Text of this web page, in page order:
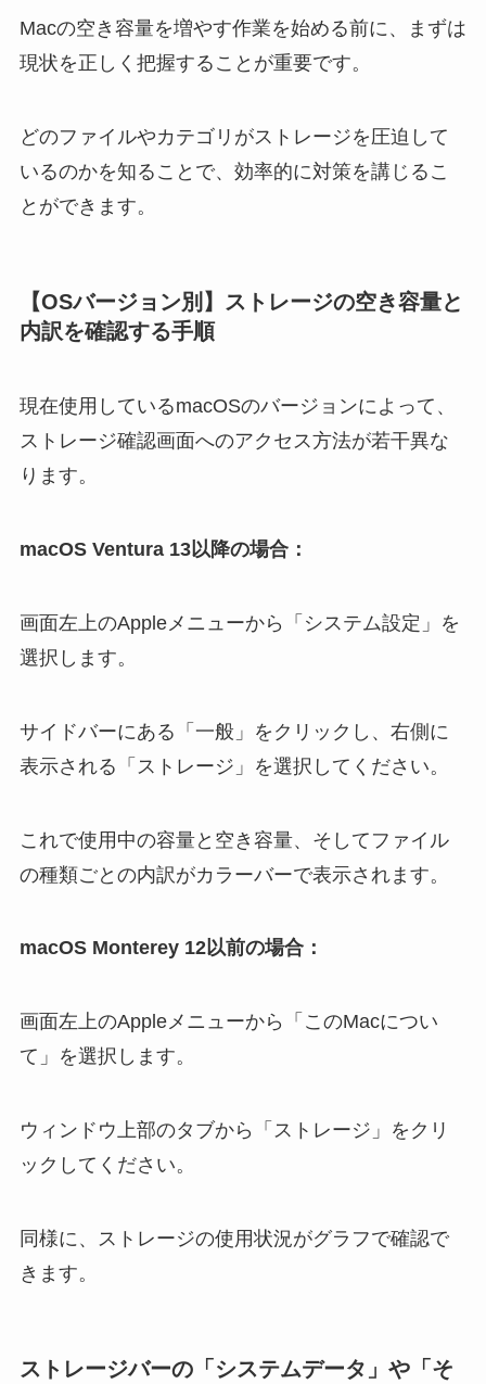
Macの空き容量を増やす作業を始める前に、まずは
現状を正しく把握することが重要です。
どのファイルやカテゴリがストレージを圧迫して
いるのかを知ることで、効率的に対策を講じるこ
とができます。
【OSバージョン別】ストレージの空き容量と
内訳を確認する手順
現在使用しているmacOSのバージョンによって、
ストレージ確認画面へのアクセス方法が若干異な
ります。
macOS Ventura 13以降の場合：
画面左上のAppleメニューから「システム設定」を
選択します。
サイドバーにある「一般」をクリックし、右側に
表示される「ストレージ」を選択してください。
これで使用中の容量と空き容量、そしてファイル
の種類ごとの内訳がカラーバーで表示されます。
macOS Monterey 12以前の場合：
画面左上のAppleメニューから「このMacについ
て」を選択します。
ウィンドウ上部のタブから「ストレージ」をクリ
ックしてください。
同様に、ストレージの使用状況がグラフで確認で
きます。
ストレージバーの「システムデータ」や「そ